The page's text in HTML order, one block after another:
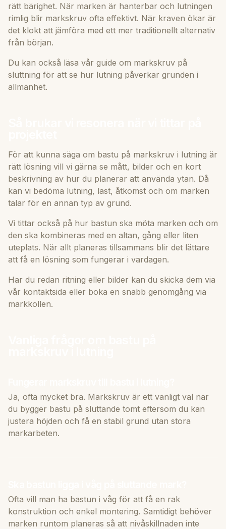
rätt bärighet. När marken är hanterbar och lutningen
rimlig blir markskruv ofta effektivt. När kraven ökar är
det klokt att jämföra med ett mer traditionellt alternativ
från början.
Du kan också läsa vår guide om markskruv på
sluttning för att se hur lutning påverkar grunden i
allmänhet.
För att kunna säga om bastu på markskruv i lutning är
rätt lösning vill vi gärna se mått, bilder och en kort
beskrivning av hur du planerar att använda ytan. Då
kan vi bedöma lutning, last, åtkomst och om marken
talar för en annan typ av grund.
Vi tittar också på hur bastun ska möta marken och om
den ska kombineras med en altan, gång eller liten
uteplats. När allt planeras tillsammans blir det lättare
att få en lösning som fungerar i vardagen.
Har du redan ritning eller bilder kan du skicka dem via
vår kontakt­sida eller boka en snabb genomgång via
markkollen.
Ja, ofta mycket bra. Markskruv är ett vanligt val när
du bygger bastu på sluttande tomt eftersom du kan
justera höjden och få en stabil grund utan stora
markarbeten.
Ofta vill man ha bastun i våg för att få en rak
konstruktion och enkel montering. Samtidigt behöver
marken runtom planeras så att nivåskillnaden inte